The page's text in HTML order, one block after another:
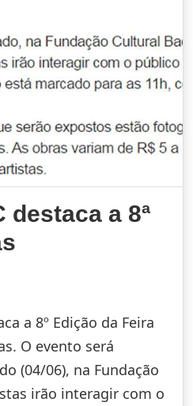
destaca a 8ª
a 8º Edição da Feira
O evento será
(04/06), na Fundação
irão interagir com o